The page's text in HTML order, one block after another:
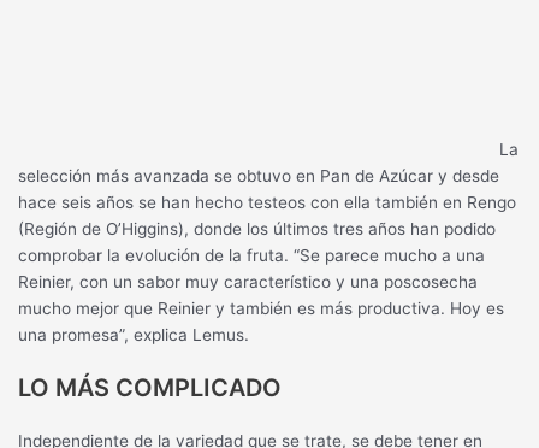
La
selección más avanzada se obtuvo en Pan de Azúcar y desde
hace seis años se han hecho testeos con ella también en Rengo
(Región de O’Higgins), donde los últimos tres años han podido
comprobar la evolución de la fruta. “Se parece mucho a una
Reinier, con un sabor muy característico y una poscosecha
mucho mejor que Reinier y también es más productiva. Hoy es
una promesa”, explica Lemus.
LO MÁS COMPLICADO
Independiente de la variedad que se trate, se debe tener en